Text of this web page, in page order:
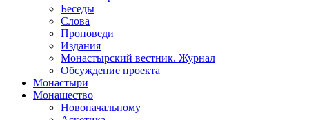
Беседы
Слова
Проповеди
Издания
Монастырский вестник. Журнал
Обсуждение проекта
Монастыри
Монашество
Новоначальному